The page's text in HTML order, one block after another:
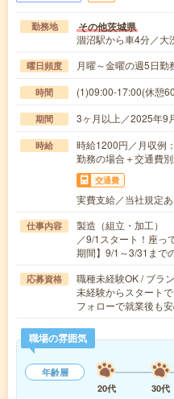
勤務地 その他茨城県
涸沼駅から車4分／大
曜日頻度 月曜～金曜の週5日勤
時間 (1)09:00-17:00(休憩
期間 3ヶ月以上／2025年9
時給
時給1200円／月収例
勤務の場合＋交通費
交通費
実費支給／当社規定あ
仕事内容
製造（組立・加工）
／9/1スタート！座っ
期間】9/1～3/31まで
応募資格
職種未経験OK / ブラ
未経験からスタート
フォローで就業後も
職場の雰囲気
年齢層
20代
30代